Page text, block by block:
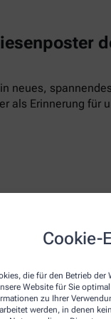
Cookie-
die für den Betrieb
Website für Sie
zu Ihrer
werden, in denen
neues,
als Erinnerung für
Inspektor!
und schau